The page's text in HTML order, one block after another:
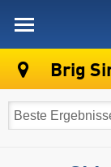
Brig